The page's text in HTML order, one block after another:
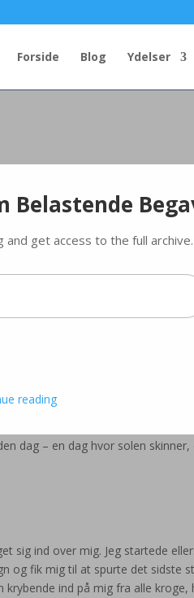
Forside Blog Ydelser
– vel at mærke uden at du
kan tage dig sammen til
på ubestemt tid?
problemer, krav og ønsker?!
dag – en dag hvor solen skinner,
sig ind over mig. Jeg startede
og fik mig til at spurte det sidste
krybende ind på mig fra alle kroge,
Belastende
get access to the full archive.
reading